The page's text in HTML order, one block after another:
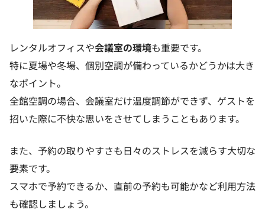
レンタルオフィスや会議室の環境も重要です。
特に夏場や冬場、個別空調が備わっているかどうかは大き
なポイント。
全館空調の場合、会議室だけ温度調節ができず、ゲストを
招いた際に不快な思いをさせてしまうこともあります。
また、予約の取りやすさも日々のストレスを減らす大切な
要素です。
スマホで予約できるか、直前の予約も可能かなど利用方法
も確認しましょう。